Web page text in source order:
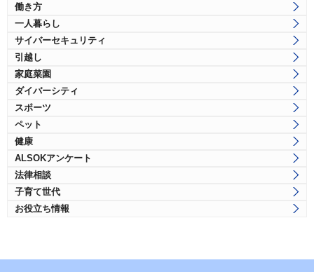
働き方
一人暮らし
サイバーセキュリティ
引越し
家庭菜園
ダイバーシティ
スポーツ
ペット
健康
ALSOKアンケート
法律相談
子育て世代
お役立ち情報